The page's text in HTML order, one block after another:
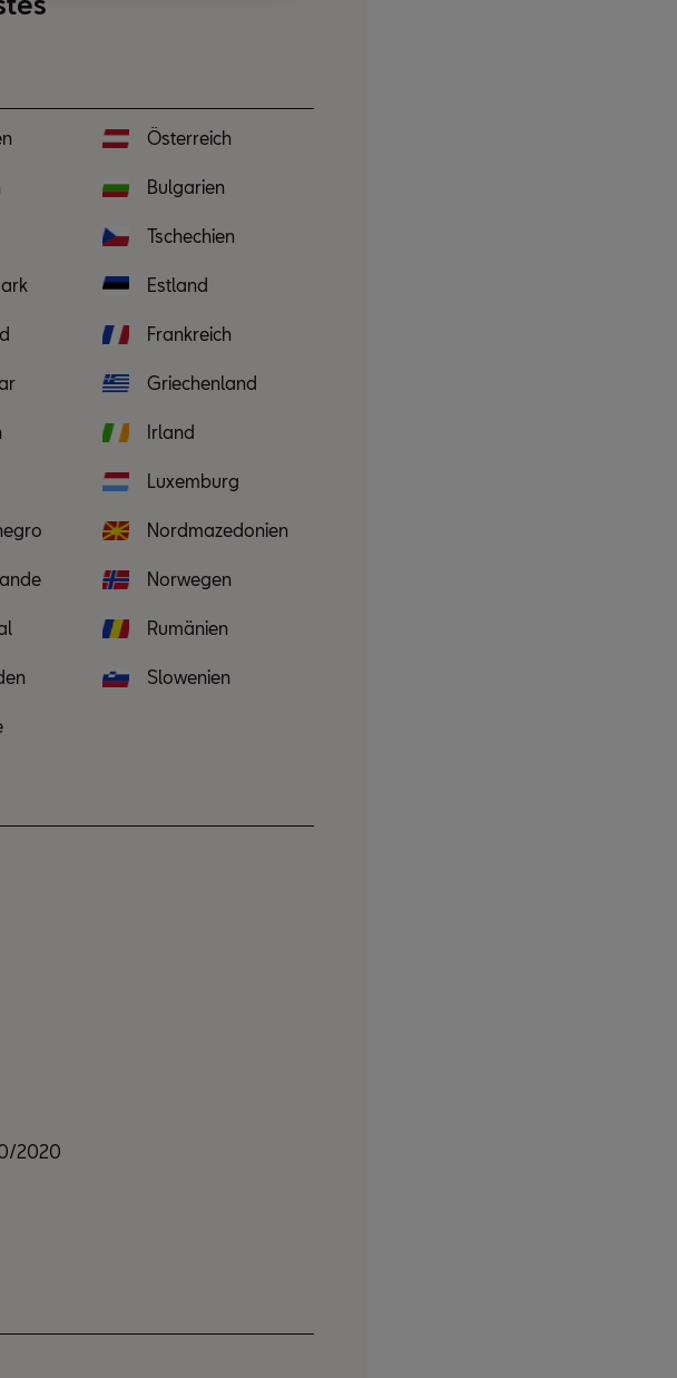
Österreich
Bulgarien
Tschechien
Estland
Frankreich
Griechenland
Irland
Luxemburg
Nordmazedonien
Norwegen
Rumänien
Slowenien
2020